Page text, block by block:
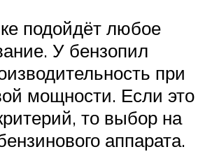
подойдёт любое
У бензопил
при
мощности. Если это
то выбор на
аппарата.